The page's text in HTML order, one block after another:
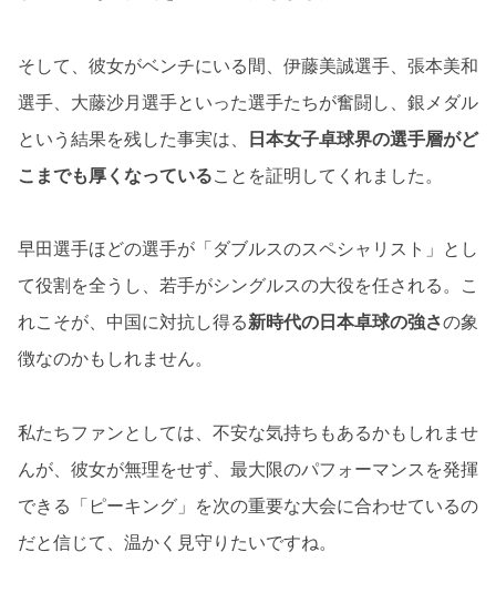
そして、彼女がベンチにいる間、伊藤美誠選手、張本美和
選手、大藤沙月選手といった選手たちが奮闘し、銀メダル
という結果を残した事実は、 日本女子卓球界の選手層がど
こまでも厚くなっていることを証明してくれました。
早田選手ほどの選手が「ダブルスのスペシャリスト」とし
て役割を全うし、若手がシングルスの大役を任される。こ
れこそが、中国に対抗し得る新時代の日本卓球の強さの象
徴なのかもしれません。
私たちファンとしては、不安な気持ちもあるかもしれませ
んが、彼女が無理をせず、最大限のパフォーマンスを発揮
できる「ピーキング」を次の重要な大会に合わせているの
だと信じて、温かく見守りたいですね。